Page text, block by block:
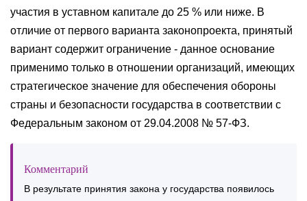
участия в уставном капитале до 25 % или ниже. В
отличие от первого варианта законопроекта, принятый
вариант содержит ограничение - данное основание
применимо только в отношении организаций, имеющих
стратегическое значение для обеспечения обороны
страны и безопасности государства в соответствии с
Федеральным законом от 29.04.2008 № 57-ФЗ.
Комментарий
В результате принятия закона у государства появилось